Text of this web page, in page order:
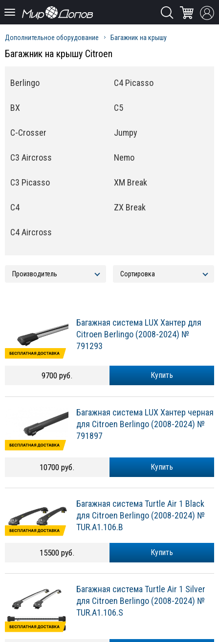
Дополнительное оборудование Багажник на крышу
Багажник на крышу Citroen
Berlingo
BX
C-Crosser
C3 Aircross
C3 Picasso
C4
C4 Aircross
C4 Picasso
C5
Jumpy
Nemo
XM Break
ZX Break
Багажная система LUX Хантер для
Citroen Berlingo (2008-2024) №
791293
Купить
9700 руб.
Багажная система LUX Хантер черная
для Citroen Berlingo (2008-2024) №
791897
Купить
10700 руб.
Багажная система Turtle Air 1 Black
для Citroen Berlingo (2008-2024) №
TUR.A1.106.B
Купить
15500 руб.
Багажная система Turtle Air 1 Silver
для Citroen Berlingo (2008-2024) №
TUR.A1.106.S